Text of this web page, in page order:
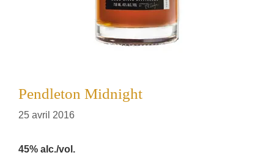
Pendleton Midnight
25 avril 2016
45% alc./vol.